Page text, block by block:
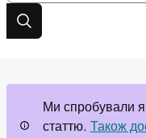
Ми спробували
статтю. Також